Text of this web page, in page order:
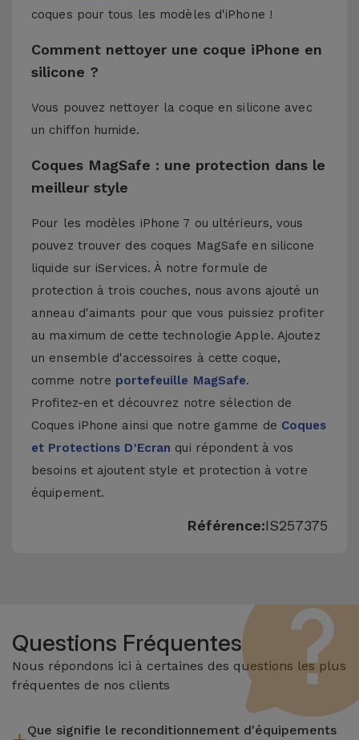
coques pour tous les modèles d'iPhone !
Comment nettoyer une coque iPhone en
silicone ?
Vous pouvez nettoyer la coque en silicone avec
un chiffon humide.
Coques MagSafe : une protection dans le
meilleur style
Pour les modèles iPhone 7 ou ultérieurs, vous
pouvez trouver des coques MagSafe en silicone
liquide sur iServices. À notre formule de
protection à trois couches, nous avons ajouté un
anneau d'aimants pour que vous puissiez profiter
au maximum de cette technologie Apple. Ajoutez
un ensemble d'accessoires à cette coque,
comme notre portefeuille MagSafe.
Profitez-en et découvrez notre sélection de
Coques iPhone ainsi que notre gamme de Coques
et Protections D'Ecran qui répondent à vos
besoins et ajoutent style et protection à votre
équipement.
Référence:IS257375
Questions Fréquentes
Nous répondons ici à certaines des questions les plus
fréquentes de nos clients
Que signifie le reconditionnement d'équipements